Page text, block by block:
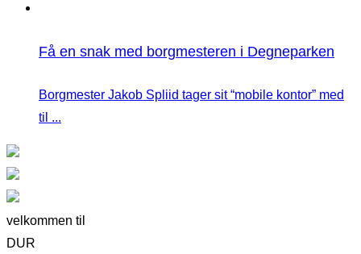
Få en snak med borgmesteren i Degneparken
Borgmester Jakob Spliid tager sit “mobile kontor” med
til ...
velkommen til
DUR